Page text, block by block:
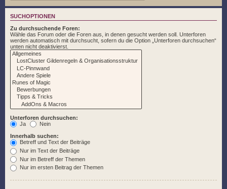
SUCHOPTIONEN
Zu durchsuchende Foren:
Wähle das Forum oder die Foren aus, in denen gesucht werden soll. Unterforen
werden automatisch mit durchsucht, sofern du die Option „Unterforen durchsuchen“
unten nicht deaktivierst.
Unterforen durchsuchen:
Ja
Nein
Innerhalb suchen:
Betreff und Text der Beiträge
Nur im Text der Beiträge
Nur im Betreff der Themen
Nur im ersten Beitrag der Themen